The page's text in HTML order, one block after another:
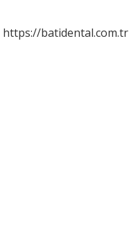
https://batidental.com.tr